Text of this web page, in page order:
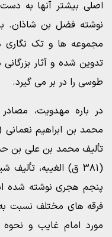
اصلی بیشتر آنها به
نوشته فضل بن شاذان.
مجموعه ها و تک
تدوین شده و آثار
طوسی را در بر می گیرد.
در باره مهدویت،
تألیف محمد بن على بن
پنجم هجری نوشته شده
فرقه های مختلف نسبت
مورد امام غایب و